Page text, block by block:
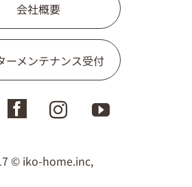
会社概要
ーメンテナンス受付
© iko-home.inc,